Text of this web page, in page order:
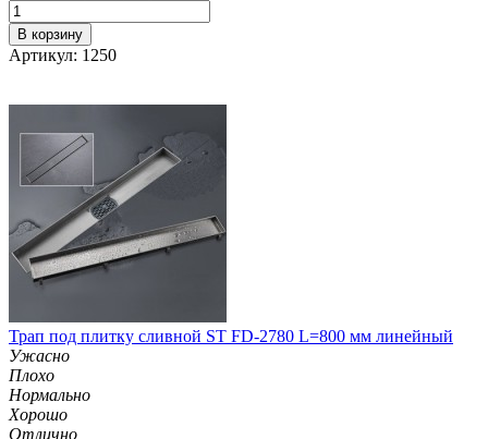
В корзину
Артикул: 1250
Трап под плитку сливной ST FD-2780 L=800 мм линейный
Ужасно
Плохо
Нормально
Хорошо
Отлично